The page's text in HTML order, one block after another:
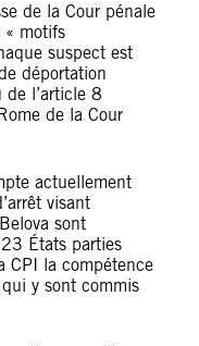
de la Cour pénale
« motifs
suspect est
déportation
l’article 8
de la Cour
actuellement
visant
sont
États parties
CPI la compétence
y sont commis